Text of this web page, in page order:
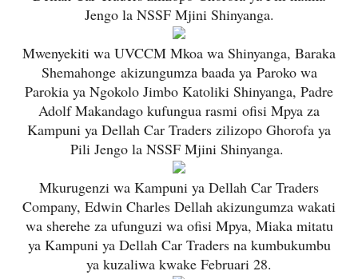
Jengo la NSSF Mjini Shinyanga.
Mwenyekiti wa UVCCM Mkoa wa Shinyanga, Baraka
Shemahonge akizungumza baada ya Paroko wa
Parokia ya Ngokolo Jimbo Katoliki Shinyanga, Padre
Adolf Makandago kufungua rasmi ofisi Mpya za
Kampuni ya Dellah Car Traders zilizopo Ghorofa ya
Pili Jengo la NSSF Mjini Shinyanga.
Mkurugenzi wa Kampuni ya Dellah Car Traders
Company, Edwin Charles Dellah akizungumza wakati
wa sherehe za ufunguzi wa ofisi Mpya, Miaka mitatu
ya Kampuni ya Dellah Car Traders na kumbukumbu
ya kuzaliwa kwake Februari 28.